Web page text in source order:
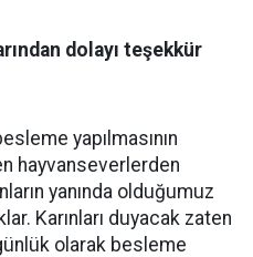
dolayı teşekkür
yapılmasının
hayvanseverlerden
yanında olduğumuz
Karınları duyacak zaten
olarak besleme